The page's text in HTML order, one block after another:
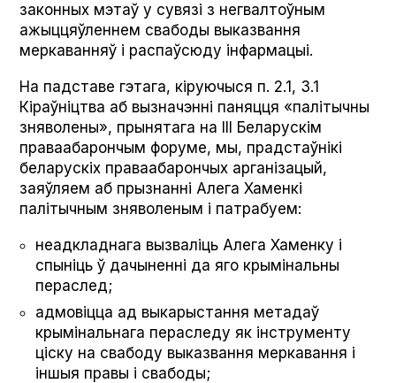
законных мэтаў у сувязі з негвалтоўным
ажыццяўленнем свабоды выказвання
меркаванняў і распаўсюду інфармацыі.
На падставе гэтага, кіруючыся п. 2.1, 3.1
Кіраўніцтва аб вызначэнні паняцця «палітычны
зняволены», прынятага на ІІІ Беларускім
праваабарончым форуме, мы, прадстаўнікі
беларускіх праваабарончых арганізацый,
заяўляем аб прызнанні Алега Хаменкі
палітычным зняволеным і патрабуем:
неадкладнага вызваліць Алега Хаменку і
спыніць ў дачыненні да яго крымінальны
пераслед;
адмовіцца ад выкарыстання метадаў
крымінальнага пераследу як інструменту
ціску на свабоду выказвання меркавання і
іншыя правы і свабоды;